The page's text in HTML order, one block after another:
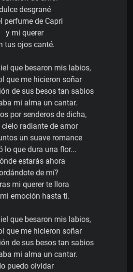
desgrané
perfume de Capri
y mi querer
tus ojos canté.
que besaron mis labios,
que me hicieron soñar
de sus besos tan sabios
mi alma un cantar.
por senderos de dicha,
cielo radiante de amor
un suave romance
lo que dura una flor...
estarás ahora
de mí?
mi querer te llora
emoción hasta ti.
que besaron mis labios,
que me hicieron soñar
de sus besos tan sabios
mi alma un cantar.
puedo olvidar